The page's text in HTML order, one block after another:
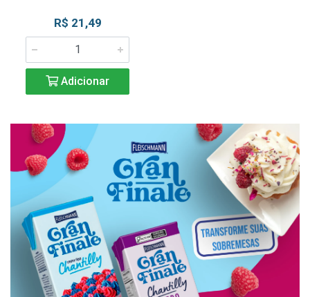
R$ 21,49
Adicionar